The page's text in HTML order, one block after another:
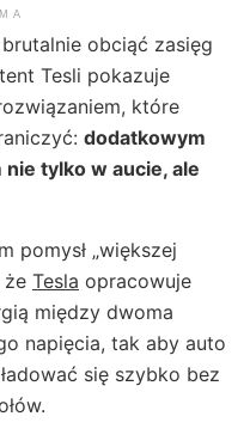
obciąć zasięg
Tesli pokazuje
które
dodatkowym
tylko w aucie, ale
pomysł „większej
że Tesla opracowuje
między dwoma
napięcia, tak aby auto
się szybko bez